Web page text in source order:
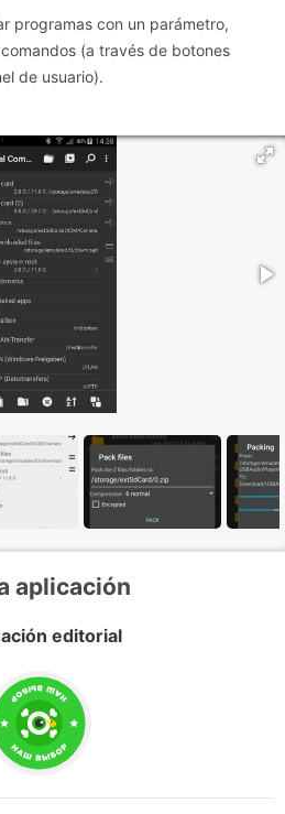
programas con un parámetro,
(a través de botones
de usuario).
aplicación
editorial